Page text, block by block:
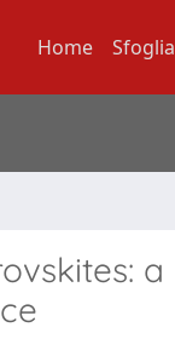
Home Sfoglia
a